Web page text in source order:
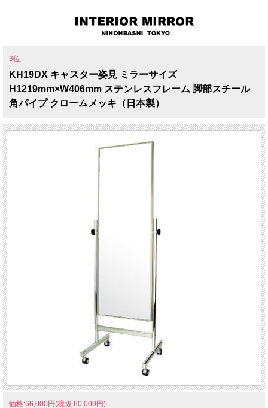
3位
KH19DX キャスター姿見 ミラーサイズ
H1219mm×W406mm ステンレスフレーム 脚部スチール
角パイプ クロームメッキ（日本製）
価格:66,000円(税抜 60,000円)